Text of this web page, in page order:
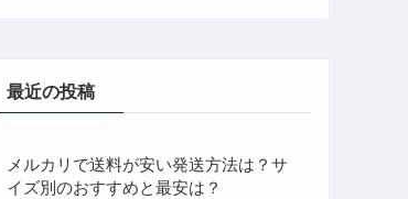
最近の投稿
メルカリで送料が安い発送方法は？サ
イズ別のおすすめと最安は？